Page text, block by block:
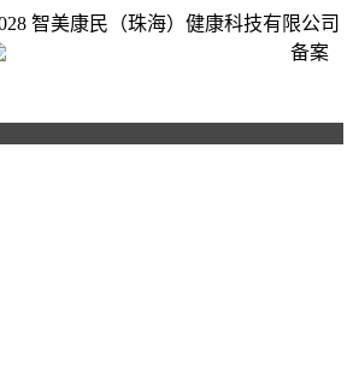
智美康民（珠海）健康科技有限公司
备案